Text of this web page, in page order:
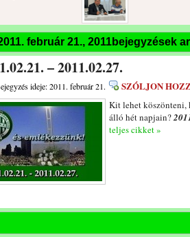
Dálnoki József 90 éves
február 21., 2011bejegyzések
– 2011.02.27.
ideje: 2011. február 21. SZÓLJON
Kit lehet köszönteni,
álló hét napjain?
teljes cikket »